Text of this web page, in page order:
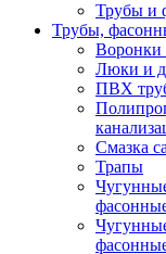
Трубы и
Трубы,
Воронки
Люки и
ПВХ
Смазка
Трапы